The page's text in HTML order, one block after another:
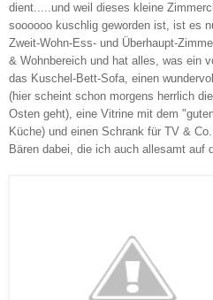
dient.....und weil dieses kleine
soooooo kuschlig geworden ist, ist es
Zweit-Wohn-Ess- und Überhaupt-
& Wohnbereich und hat alles, was ein
das Kuschel-Bett-Sofa, einen
(hier scheint schon morgens herrlich
Osten geht), eine Vitrine mit dem
Küche) und einen Schrank für TV &
Bären dabei, die ich auch allesamt auf